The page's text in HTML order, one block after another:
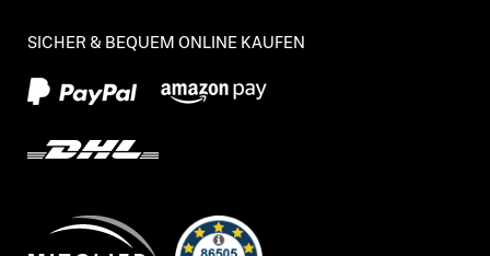
SICHER & BEQUEM ONLINE KAUFEN